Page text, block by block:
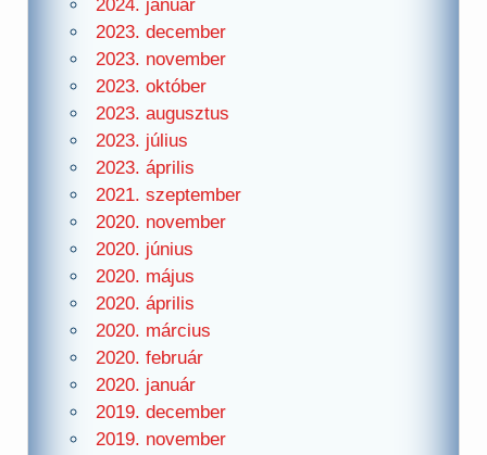
2024. január
2023. december
2023. november
2023. október
2023. augusztus
2023. július
2023. április
2021. szeptember
2020. november
2020. június
2020. május
2020. április
2020. március
2020. február
2020. január
2019. december
2019. november